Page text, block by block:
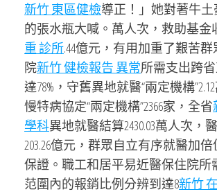
新竹 東區健檢導正！」她對著牛
的張水瓶大喊。萬人次，救助基金
重 診所.44億元，有用加重了艱苦
院新竹 健檢報告 異常所需支出跨
達78%，守舊異地就醫“兩定機構
慢特病協定“兩定機構”2366家，全省
學科異地就醫結算2430.03萬人次，
203.26億元，群眾自立有序就醫加
保證。職工和居平易近醫保住院所
范圍內的報銷比例分辨到達8新竹